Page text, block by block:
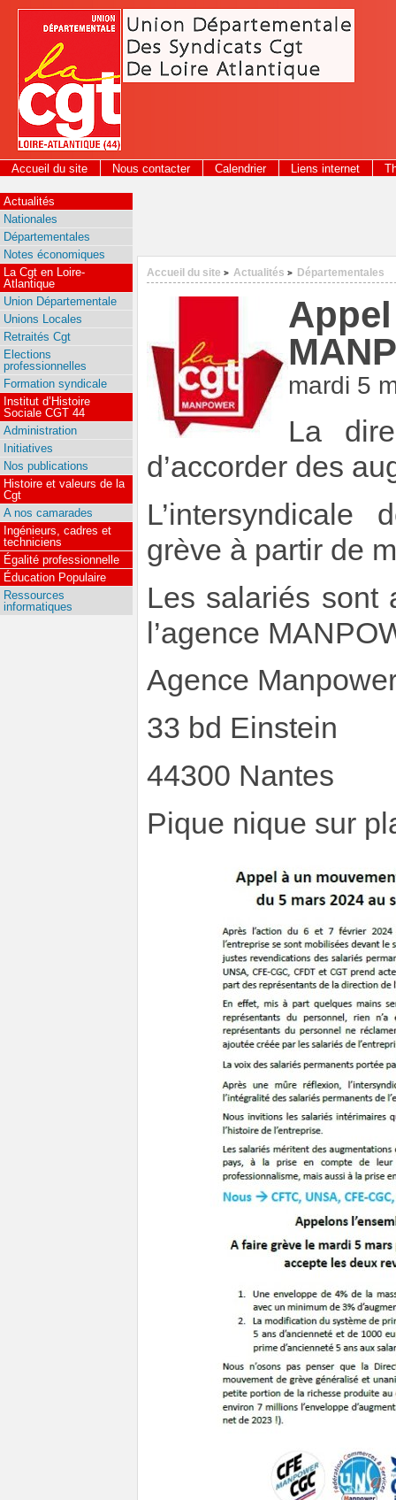
Panneau de gestion des cookies
Accueil du site Nous contacter Calendrier Liens internet
2026
Accueil du site > Actualités > Départementales
mardi 5
La
d’accorder des
grève à partir de
Les salariés sont
l’agence
Agence
33 bd Einstein
44300 Nantes
Pique nique sur
Actualités
Nationales
Départementales
Notes économiques
La Cgt en Loire-
Atlantique
Union Départementale
Unions Locales
Retraités Cgt
Elections
professionnelles
Formation syndicale
Institut d’Histoire
Sociale CGT 44
Administration
Initiatives
Nos publications
Histoire et valeurs de la
Cgt
A nos camarades
Ingénieurs, cadres et
techniciens
Égalité professionnelle
Éducation Populaire
Ressources
informatiques